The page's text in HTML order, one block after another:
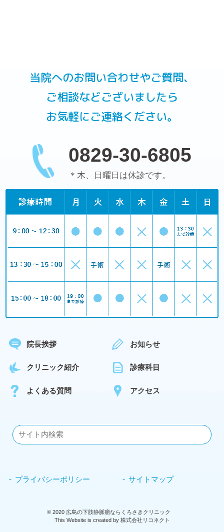
当院へのお問い合わせやご質問、
ご相談などございましたら
お気軽にご連絡ください。
0829-30-6805
＊木、日曜日は休診です。
院長挨拶 お知らせ
クリニック紹介 診療科目
よくある質問 アクセス
プライバシーポリシー サイトマップ
© 2020 広島の下肢静脈瘤ならくろさきクリニック
This Website is created by 株式会社リコネクト